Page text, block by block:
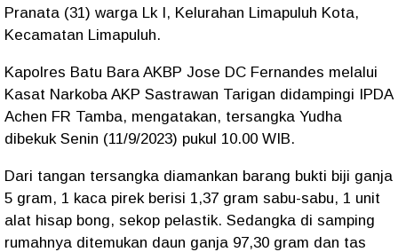
Pranata (31) warga Lk I, Kelurahan Limapuluh Kota,
Kecamatan Limapuluh.
Kapolres Batu Bara AKBP Jose DC Fernandes melalui
Kasat Narkoba AKP Sastrawan Tarigan didampingi IPDA
Achen FR Tamba, mengatakan, tersangka Yudha
dibekuk Senin (11/9/2023) pukul 10.00 WIB.
Dari tangan tersangka diamankan barang bukti biji ganja
5 gram, 1 kaca pirek berisi 1,37 gram sabu-sabu, 1 unit
alat hisap bong, sekop pelastik. Sedangka di samping
rumahnya ditemukan daun ganja 97,30 gram dan tas